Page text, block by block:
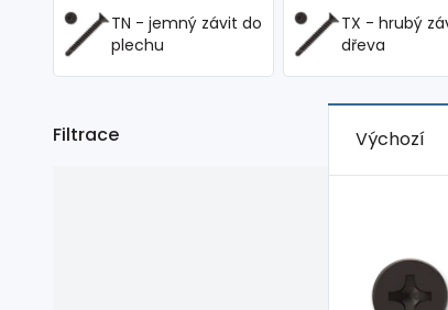
TN - jemný závit do
plechu
TX - hrubý
dřeva
Filtrace Výchozí